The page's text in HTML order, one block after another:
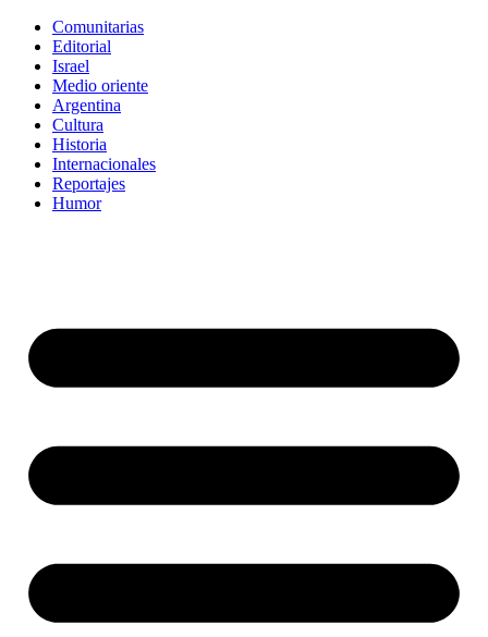
Comunitarias
Editorial
Israel
Medio oriente
Argentina
Cultura
Historia
Internacionales
Reportajes
Humor